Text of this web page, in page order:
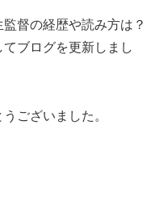
督の経歴や読み方は？
ブログを更新しまし
ございました。